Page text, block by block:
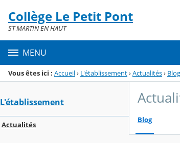
Menu de la rubrique
Contenu
Collège Le Petit Pont
ST MARTIN EN HAUT
MENU
Vous êtes ici : Accueil› L'établissement›Actualités› Blog
L'établissement
Actualités
Blog